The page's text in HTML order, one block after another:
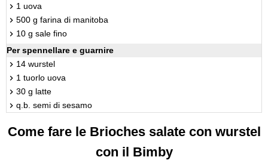
1 uova
500 g farina di manitoba
10 g sale fino
Per spennellare e guarnire
14 wurstel
1 tuorlo uova
30 g latte
q.b. semi di sesamo
Come fare le Brioches salate con wurstel
con il Bimby